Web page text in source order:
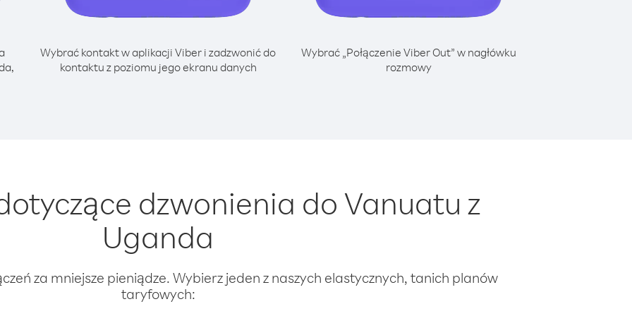
Wybrać kontakt w aplikacji Viber i zadzwonić do
kontaktu z poziomu jego ekranu danych
Wybrać „Połączenie Viber Out” w nagłówku
rozmowy
dzwonienia do Vanuatu z
Uganda
za mniejsze pieniądze. Wybierz jeden z naszych elastycznych, tanich planów
taryfowych: